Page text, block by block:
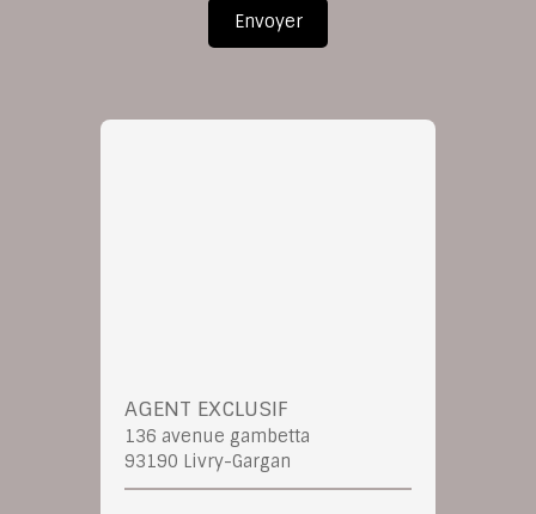
Envoyer
AGENT EXCLUSIF
136 avenue gambetta
93190 Livry-Gargan